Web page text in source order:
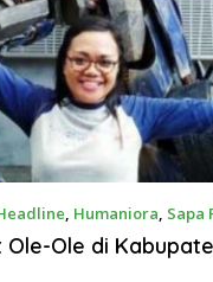
, Humaniora, Sapa
Ole-Ole di